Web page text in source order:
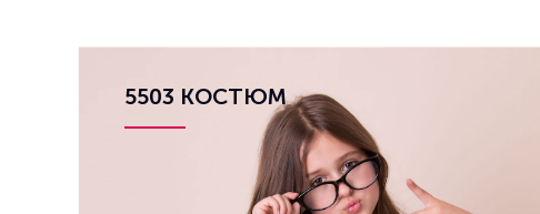
5503 КОСТЮМ